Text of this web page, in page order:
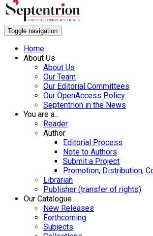
Toggle navigation
Home
About Us
About Us
Our Team
Our Editorial Committees
Our OpenAccess Policy
Septentrion in the News
You are a...
Reader
Author
Editorial Process
Note to Authors
Submit a Project
Promotion, Distribution,
Librarian
Publisher (transfer of rights)
Our Catalogue
New Releases
Forthcoming
Subjects